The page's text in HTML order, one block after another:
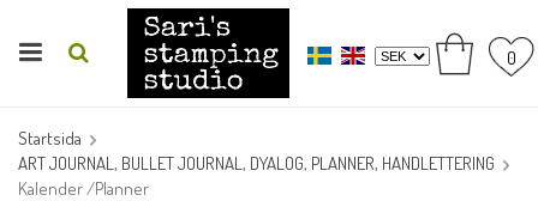
0
Startsida
ART JOURNAL, BULLET JOURNAL, DYALOG, PLANNER, HANDLETTERING
Kalender /Planner